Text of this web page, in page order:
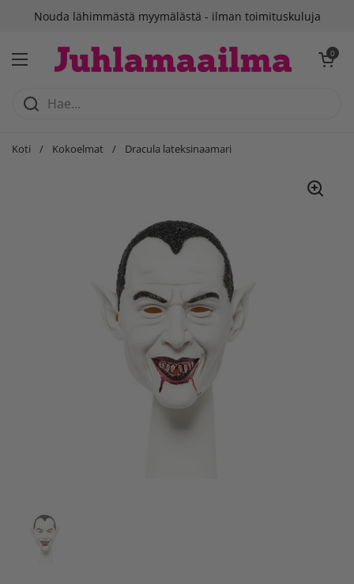
Siirry sisältöön
Nouda lähimmästä myymälästä - ilman toimituskuluja
Avaa valikko
Avaa 0
Koti / Kokoelmat / Dracula lateksinaamari